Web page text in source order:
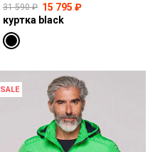
31 590 ₽ 15 795 ₽
куртка black
SALE